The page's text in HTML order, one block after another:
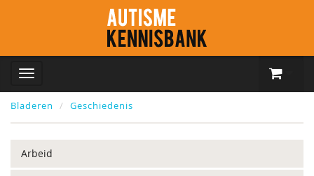
Bladeren Geschiedenis
Arbeid